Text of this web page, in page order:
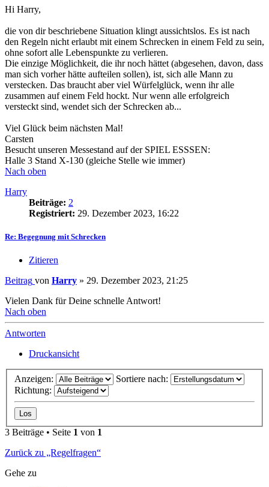
Hi Harry,
die von dir beschriebene Situation klingt aussichtslos. Es ist nach
den Regeln nicht erlaubt mit einem Schrecken in einem Feld zu sein,
ohne sofort alle Lebenspunkte zu verlieren.
Die einzige Möglichkeit, die ihr noch hättet (abgesehen, davon, dass
man sich vorher hätte aufteilen sollen), ist, sich alle Mann zu
verstecken. Das braucht aber viel Würfelglück, wenn ihr alle
zusammen auf einem Feld hockt. Nur wenn alle erfolgreich
versteckt sind, wendet sich der Schrecken ab...
Viel Glück beim nächsten Mal!
Carsten
Besucht unseren Messestand auf der SPIEL ESSSEN:
Halle 3 Stand X-130 (gleiche Stelle wie immer)
Nach oben
Harry
Beiträge: 2
Registriert: 29. Dezember 2023, 16:22
Re: Begegnung mit Schrecken
Zitieren
Beitrag von Harry » 29. Dezember 2023, 21:25
Vielen Dank für Deine schnelle Antwort!
Nach oben
Antworten
Druckansicht
Anzeigen:
Sortiere nach:
Richtung:
3 Beiträge • Seite 1 von 1
Zurück zu „Regelfragen“
Gehe zu